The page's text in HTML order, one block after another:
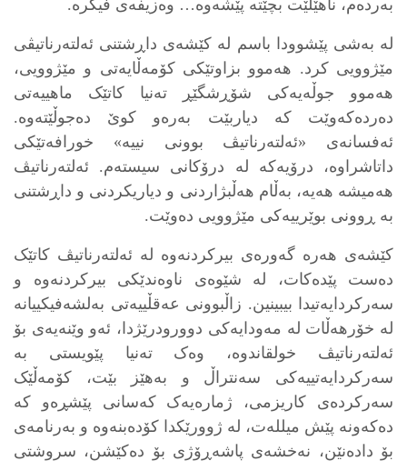
بەردەم، ناهێڵێت بچێتە پێشەوە… وەزیفەی فیکرە.
لە بەشی پێشوودا باسم لە کێشەی داڕشتنی ئەلتەرناتیڤی
مێژوویی کرد. هەموو بزاوتێکی کۆمەڵایەتی و مێژوویی،
هەموو جوڵەیەکی شۆڕشگێڕ تەنیا کاتێک ماهییەتی
دەردەکەوێت كه‌ دیاربێت بەرەو کوێ دەجوڵێتەوە.
ئەفسانەی «ئەلتەرناتیڤ بوونی نییە» خورافەتێکی
داتاشراوە، درۆیەکە لە درۆکانی سیستەم. ئەلتەرناتیڤ
هەمیشە هەیە، بەڵام هەڵبژاردنی و دیاریکردنی و داڕشتنی
بە ڕوونی بوێرییەکی مێژوویی دەوێت.
کێشەی هەرە گەورەی بیرکردنەوە لە ئەلتەرناتیڤ کاتێک
دەست پێدەکات، لە شێوەی ناوەندێکی بیرکردنەوە و
سەرکردایەتیدا بیبینین. زاڵبوونی عەقڵییەتی بەلشەفیکییانە
لە خۆرهەڵات لە مەودایەکی دوورودرێژدا، ئەو وێنەیەی بۆ
ئەلتەرناتیڤ خولقاندوە، وەک تەنیا پێویستی بە
سەرکردایەتییەکی سەنتراڵ و بەهێز بێت، کۆمەڵێک
سەرکردەی کاریزمی، ژمارەیەک کەسانی پێشڕەو کە
دەکەونە پێش میللەت، لە ژوورێکدا کۆدەبنەوە و بەرنامەی
بۆ دادەنێن، نەخشەی پاشەڕۆژی بۆ دەکێشن، سروشتی